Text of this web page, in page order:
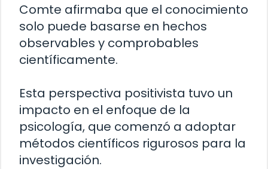
Comte afirmaba que el conocimiento
solo puede basarse en hechos
observables y comprobables
científicamente.
Esta perspectiva positivista tuvo un
impacto en el enfoque de la
psicología, que comenzó a adoptar
métodos científicos rigurosos para la
investigación.